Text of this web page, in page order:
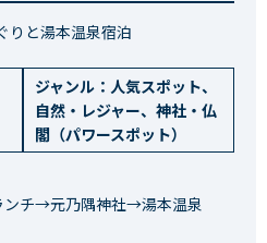
りと湯本温泉宿泊
ジャンル： 人気スポット、
自然・レジャー、 神社・仏
閣（パワースポット）
チ→元乃隅神社→湯本温泉